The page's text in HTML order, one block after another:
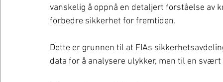
vanskelig å oppnå en detaljert forståelse av
forbedre sikkerhet for fremtiden.
Dette er grunnen til at FIAs
data for å analysere ulykker, men til en